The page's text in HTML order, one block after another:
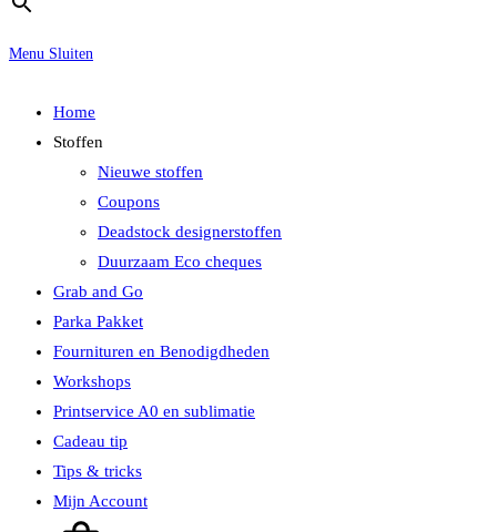
Menu Sluiten
Home
Stoffen
Nieuwe stoffen
Coupons
Deadstock designerstoffen
Duurzaam Eco cheques
Grab and Go
Parka Pakket
Fournituren en Benodigdheden
Workshops
Printservice A0 en sublimatie
Cadeau tip
Tips & tricks
Mijn Account